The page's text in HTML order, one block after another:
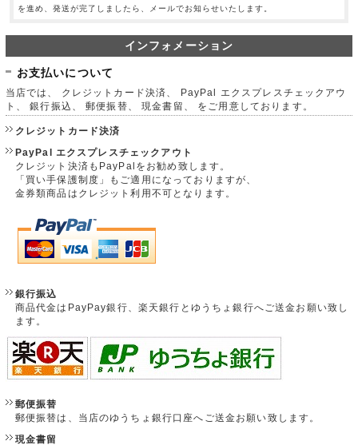
を進め、発送が完了しましたら、メールでお知らせいたします。
インフォメーション
お支払いについて
当店では、 クレジットカード決済、 PayPal エクスプレスチェックアウ
ト、 銀行振込、 郵便振替、 現金書留、 をご用意しております。
クレジットカード決済
PayPal エクスプレスチェックアウト
クレジット決済もPayPalをお勧め致します。
「買い手保護制度」もご適用になっておりますが、
金券類商品はクレジット利用不可となります。
銀行振込
商品代金はPayPay銀行、楽天銀行とゆうちょ銀行へご送金お願い致し
ます。
郵便振替
郵便振替は、当店のゆうちょ銀行口座へご送金お願い致します。
現金書留